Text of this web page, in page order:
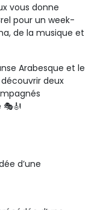
vous donne
pour un week-
de la musique et
Arabesque et le
deux
🎭🎻
d’une